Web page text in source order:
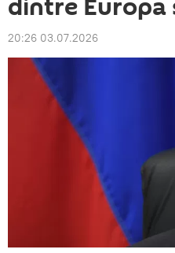
dintre Europa
20:26 03.07.2026